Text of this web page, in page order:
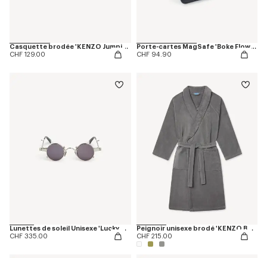
Casquette brodée 'KENZO Jumping Tiger' en coton
CHF 129.00
Porte-cartes MagSafe 'Boke Flower 2.0'
CHF 94.90
Lunettes de soleil Unisexe 'Lucky Me'
CHF 335.00
Peignoir unisexe brodé 'KENZO Boke Heart'
CHF 215.00